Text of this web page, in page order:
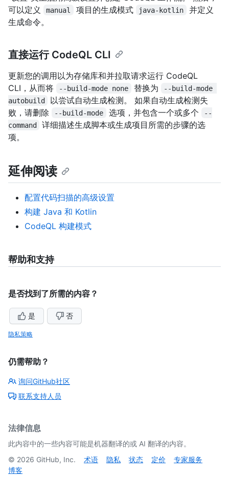
可以定义
manual 项目的生成模式 java-kotlin
并定义
生成命令。
直接运行 CodeQL CLI
更新您的调用以为存储库和并拉取请求运行 CodeQL
CLI，从而将
--build-mode none 替换为
--build-mode
autobuild
以尝试自动生成检测。 如果自动生成检测失
败，请删除
--build-mode 选项，并包含一个或多个
--
command
详细描述生成脚本或生成项目所需的步骤的选
项。
延伸阅读
配置代码扫描的高级设置
构建 Java 和 Kotlin
CodeQL 构建模式
帮助和支持
是否找到了所需的内容？
是 否
隐私策略
仍需帮助？
询问GitHub社区
联系支持人员
法律信息
此内容中的一些内容可能是机器翻译的或 AI 翻译的内容。
© 2026 GitHub, Inc. 术语 隐私 状态 定价
专家服务
博客